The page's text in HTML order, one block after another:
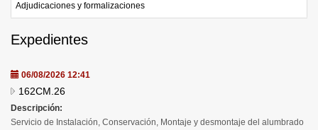
Adjudicaciones y formalizaciones
Expedientes
06/08/2026 12:41
162CM.26
Descripción:
Servicio de Instalación, Conservación, Montaje y desmontaje del alumbrado